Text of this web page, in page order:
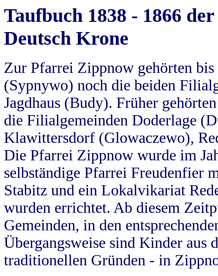
Taufbuch 1838 - 1866
Deutsch Krone
Zur Pfarrei Zippnow gehörten
(Sypnywo) noch die beiden
Jagdhaus (Budy). Früher
die Filialgemeinden Doderlage
Klawittersdorf (Glowaczewo),
Die Pfarrei Zippnow wurde im
selbständige Pfarrei Freudenfier
Stabitz und ein Lokalvikariat
wurden errichtet. Ab diesem
Gemeinden, in den
Übergangsweise sind Kinder aus
traditionellen Gründen - in